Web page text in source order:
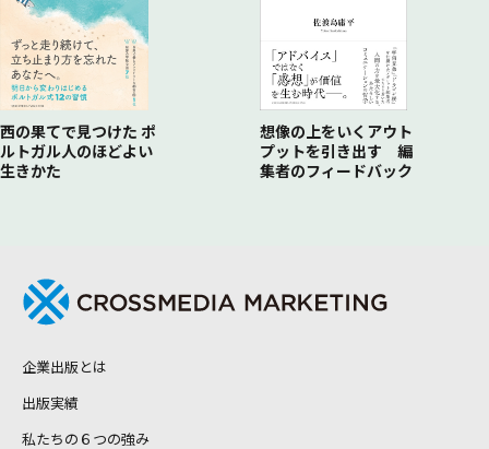
西の果てで見つけた ポ
ルトガル人のほどよい
生きかた
想像の上をいくアウト
プットを引き出す 編
集者のフィードバック
企業出版とは
出版実績
私たちの６つの強み